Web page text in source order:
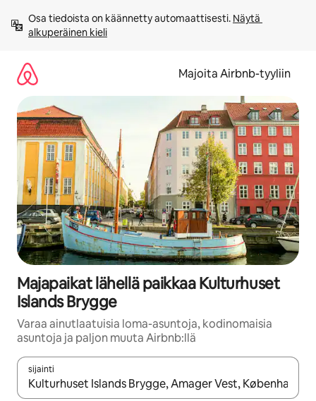
sisältö
väliin
Osa tiedoista on käännetty automaattisesti. Näytä
alkuperäinen kieli
Majoita Airbnb-tyyliin
Majapaikat lähellä paikkaa Kulturhuset
Islands Brygge
Varaa ainutlaatuisia loma-asuntoja, kodinomaisia
asuntoja ja paljon muuta Airbnb:llä
sijainti
Kun tulokset ovat saatavilla, navigoi ylös- ja alas-